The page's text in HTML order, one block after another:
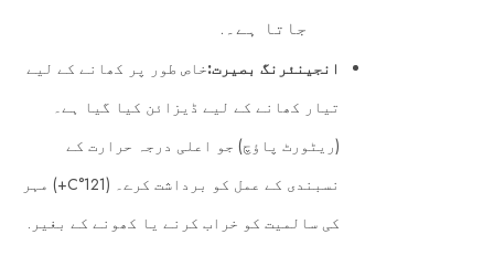
جاتا ہے۔.
انجینئرنگ بصیرت:خاص طور پر کھانے کے لیے
تیار کھانے کے لیے ڈیزائن کیا گیا ہے۔
(ریٹورٹ پاؤچ) جو اعلی درجہ حرارت کے
نسبندی کے عمل کو برداشت کرے۔ (121°C+) مہر
کی سالمیت کو خراب کرنے یا کھونے کے بغیر.